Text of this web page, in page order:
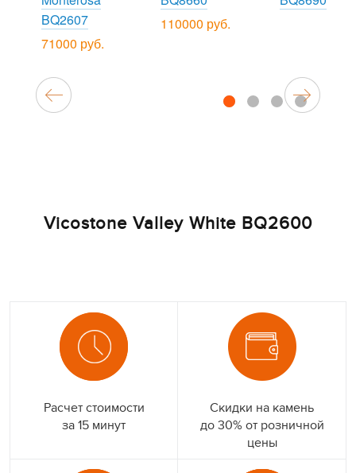
BQ2607
71000 руб.
110000 руб.
1 2 3 4
Vicostone Valley White BQ2600
Расчет стоимости
за 15 минут
Скидки на камень
до 30% от розничной
цены